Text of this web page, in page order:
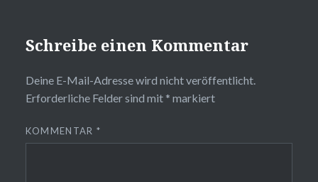
Schreibe einen Kommentar
Deine E-Mail-Adresse wird nicht veröffentlicht.
Erforderliche Felder sind mit * markiert
KOMMENTAR *